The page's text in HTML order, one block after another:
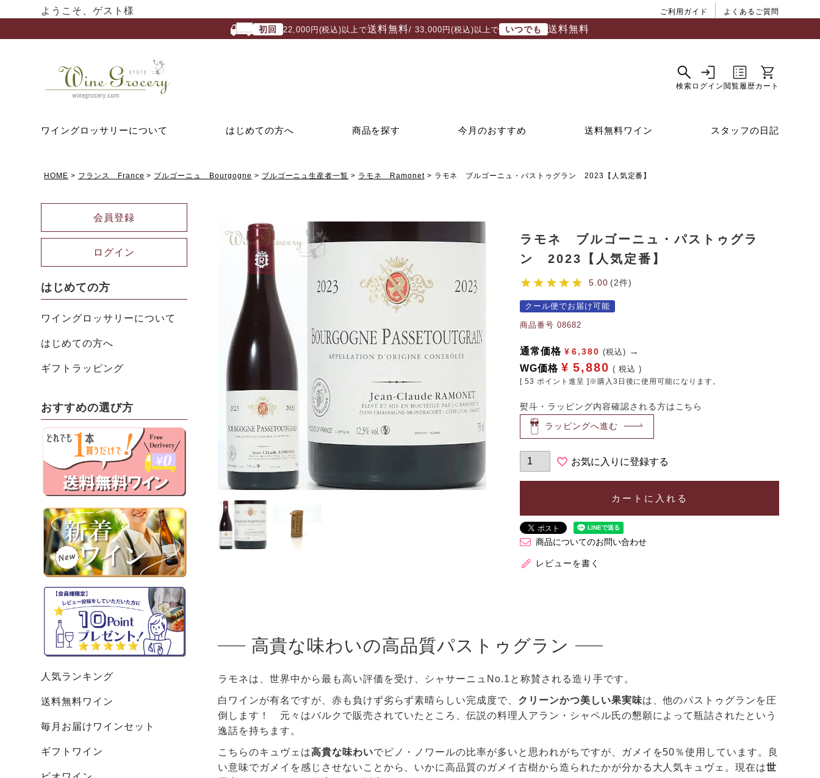
ようこそ、ゲスト様 ご利用ガイド よくあるご質問
初回 22,000円(税込)以上で送料無料/ 33,000円(税込)以上で いつでも 送料無料
ワイングロッサリーについて はじめての方へ 商品を探す 今月のおすすめ 送料無料ワイン スタッフの日記
HOME フランス France ブルゴーニュ Bourgogne ブルゴーニュ生産者一覧 ラモネ Ramonet ラモネ ブルゴーニュ・パストゥグラン 2023【人気定番】
会員登録
ログイン
はじめての方
ワイングロッサリーについて
はじめての方へ
ギフトラッピング
おすすめの選び方
人気ランキング
送料無料ワイン
毎月お届けワインセット
ギフトワイン
ラモネ ブルゴーニュ・パストゥグラ
ン 2023【人気定番】
5.00 2
クール便でお届け可能
商品番号 08682
通常価格 ¥ 6,380 (税込)
WG価格 ¥ 5,880 税込
[ 53 ポイント進呈 ]※購入3日後に使用可能になります。
熨斗・ラッピング内容確認される方はこちら
ラッピングへ進む
お気に入りに登録する
カートに入れる
商品についてのお問い合わせ
レビューを書く
高貴な味わいの高品質パストゥグラン
ラモネは、世界中から最も高い評価を受け、シャサーニュNo.1と称賛される造り手です。
白ワインが有名ですが、赤も負けず劣らず素晴らしい完成度で、 クリーンかつ美しい果実味は、他のパストゥグランを圧
倒します！ 元々はバルクで販売されていたところ、伝説の料理人アラン・シャペル氏の懇願によって瓶詰されたという
逸話を持ちます。
こちらのキュヴェは高貴な味わいでピノ・ノワールの比率が多いと思われがちですが、ガメイを50％使用しています。良
い意味でガメイを感じさせないことから、いかに高品質のガメイ古樹から造られたかが分かる大人気キュヴェ。現在は世